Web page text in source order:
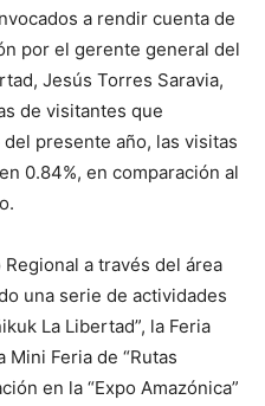
a rendir cuenta de
por el gerente general del
Jesús Torres Saravia,
de visitantes que
presente año, las visitas
0.84%, en comparación al
a través del área
una serie de actividades
La Libertad”, la Feria
Mini Feria de “Rutas
en la “Expo Amazónica”